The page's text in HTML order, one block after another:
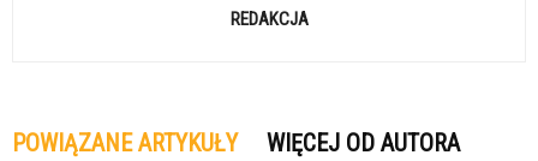
REDAKCJA
POWIĄZANE ARTYKUŁY WIĘCEJ OD AUTORA